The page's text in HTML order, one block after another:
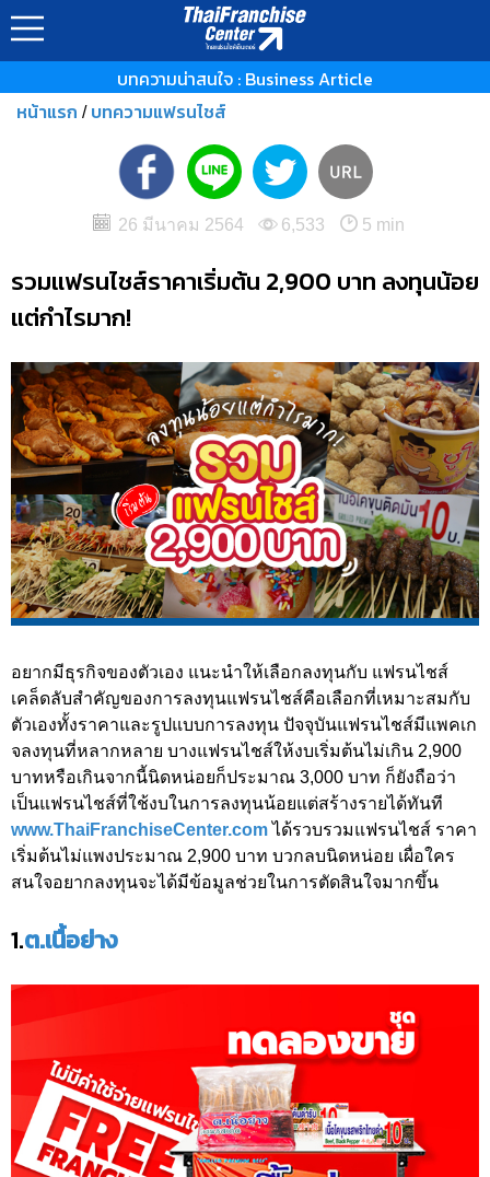
บทความน่าสนใจ : Business Article
หน้าแรก / บทความแฟรนไชส์
26 มีนาคม 2564 6,533 5 min
รวมแฟรนไชส์ราคาเริ่มต้น 2,900 บาท ลงทุนน้อย
แต่กำไรมาก!
อยากมีธุรกิจของตัวเอง แนะนำให้เลือกลงทุนกับ แฟรนไชส์
เคล็ดลับสำคัญของการลงทุนแฟรนไชส์คือเลือกที่เหมาะสมกับ
ตัวเองทั้งราคาและรูปแบบการลงทุน ปัจจุบันแฟรนไชส์มีแพคเก
จลงทุนที่หลากหลาย บางแฟรนไชส์ให้งบเริ่มต้นไม่เกิน 2,900
บาทหรือเกินจากนี้นิดหน่อยก็ประมาณ 3,000 บาท ก็ยังถือว่า
เป็นแฟรนไชส์ที่ใช้งบในการลงทุนน้อยแต่สร้างรายได้ทันที
www.ThaiFranchiseCenter.comได้รวบรวมแฟรนไชส์ ราคา
เริ่มต้นไม่แพงประมาณ 2,900 บาท บวกลบนิดหน่อย เผื่อใคร
สนใจอยากลงทุนจะได้มีข้อมูลช่วยในการตัดสินใจมากขึ้น
1.ต.เนื้อย่าง